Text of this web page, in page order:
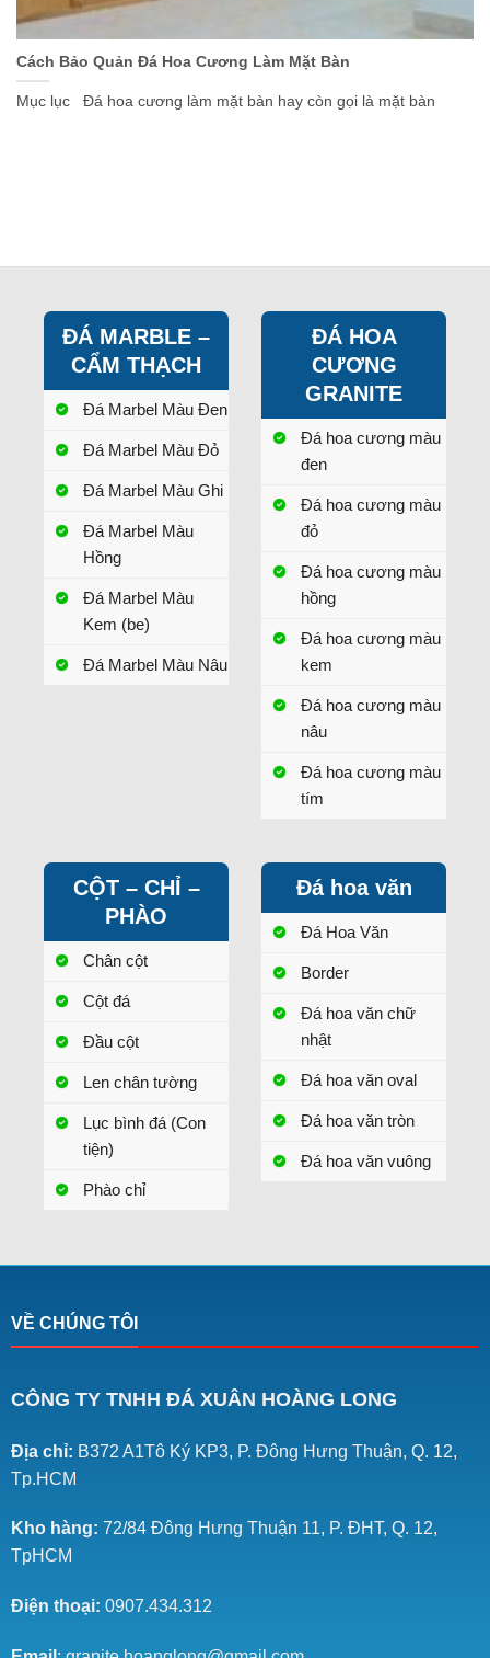
Cách Bảo Quản Đá Hoa Cương Làm Mặt Bàn
Mục lục Đá hoa cương làm mặt bàn hay còn gọi là mặt bàn
ĐÁ MARBLE –
CẨM THẠCH
Đá Marbel Màu Đen
Đá Marbel Màu Đỏ
Đá Marbel Màu Ghi
Đá Marbel Màu
Hồng
Đá Marbel Màu
Kem (be)
Đá Marbel Màu Nâu
ĐÁ HOA
CƯƠNG
GRANITE
Đá hoa cương màu
đen
Đá hoa cương màu
đỏ
Đá hoa cương màu
hồng
Đá hoa cương màu
kem
Đá hoa cương màu
nâu
Đá hoa cương màu
tím
CỘT – CHỈ –
PHÀO
Chân cột
Cột đá
Đầu cột
Len chân tường
Lục bình đá (Con
tiện)
Phào chỉ
Đá hoa văn
Đá Hoa Văn
Border
Đá hoa văn chữ
nhật
Đá hoa văn oval
Đá hoa văn tròn
Đá hoa văn vuông
VỀ CHÚNG TÔI
CÔNG TY TNHH ĐÁ XUÂN HOÀNG LONG
Địa chỉ: B372 A1Tô Ký KP3, P. Đông Hưng Thuận, Q. 12,
Tp.HCM
Kho hàng: 72/84 Đông Hưng Thuận 11, P. ĐHT, Q. 12,
TpHCM
Điện thoại: 0907.434.312